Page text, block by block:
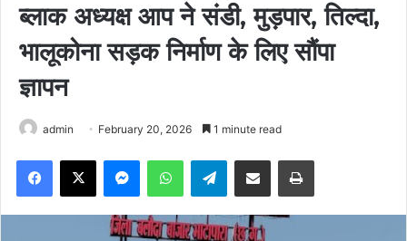
ब्लाक अध्यक्ष आप ने संडी, मुड़पार, तिल्दा,
भालूकोना सड़क निर्माण के लिए सौंपा
ज्ञापन
admin February 20, 2026 1 minute read
Facebook
X MessengerWhatsAppTelegramShare via Email Print